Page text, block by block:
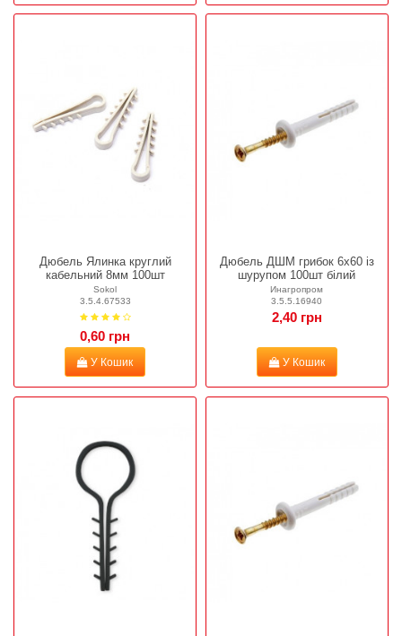
Дюбель Ялинка круглий
кабельний 8мм 100шт
Sokol
3.5.4.67533
0,60 грн
У Кошик
Дюбель ДШМ грибок 6х60 із
шурупом 100шт білий
Инагропром
3.5.5.16940
2,40 грн
У Кошик